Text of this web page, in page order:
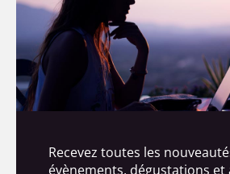
Recevez toutes les
évènements, dégustations et